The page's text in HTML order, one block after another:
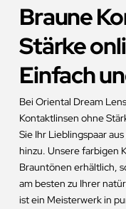
Braune
Stärke
Einfach
Bei Oriental Dream
Kontaktlinsen ohne
Sie Ihr Lieblingspaar
hinzu. Unsere farbigen
Brauntönen erhältlich,
am besten zu Ihrer
ist ein Meisterwerk in